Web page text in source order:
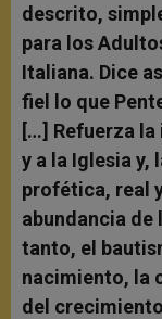
descrito,
para los
Italiana. Dice
fiel lo que
[…] Refuerza
y a la Iglesia y,
profética, real
abundancia de
tanto, el
nacimiento, la
del